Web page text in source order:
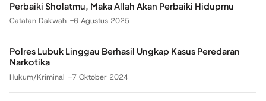
Perbaiki Sholatmu, Maka Allah Akan Perbaiki Hidupmu
Catatan Dakwah 6 Agustus 2025
Polres Lubuk Linggau Berhasil Ungkap Kasus Peredaran
Narkotika
Hukum/Kriminal 7 Oktober 2024